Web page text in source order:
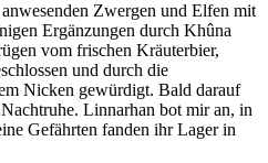
Zwergen und Elfen mit
Ergänzungen durch Khûna
vom frischen Kräuterbier,
und durch die
Nicken gewürdigt. Bald darauf
Linnarhan bot mir an, in
Gefährten fanden ihr Lager in